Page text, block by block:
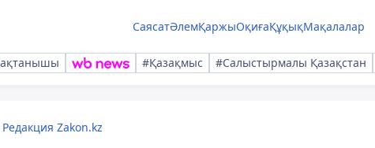
СаясатӘлемҚаржыОқиғаҚұқықМақалалар
#Қазақмыс #Салыстырмалы Қазақстан
Редакция Zakon.kz